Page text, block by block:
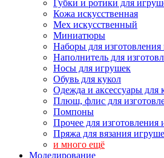
Губки и ротики для
Кожа искусственная
Мех искусственный
Миниатюры
Наборы для
Наполнитель для
Носы для игрушек
Обувь для кукол
Одежда и аксессуары для
Плюш, флис для
Помпоны
Прочее для изготовления
Пряжа для вязания
и много ещё
Моделирование